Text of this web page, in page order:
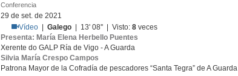
Conferencia
29 de set. de 2021
Vídeo |Galego | 13' 08'' | Visto:8 veces
Presenta: María Elena Herbello Puentes
Xerente do GALP Ría de Vigo - A Guarda
Silvia María Crespo Campos
Patrona Mayor de la Cofradía de pescadores “Santa Tegra” de A Guarda